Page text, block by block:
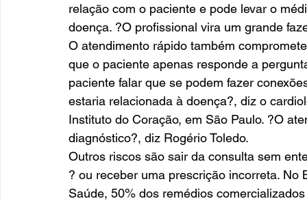
relação com o paciente e pode levar o
doença. ?O profissional vira um grande
O atendimento rápido também
que o paciente apenas responde a
paciente falar que se podem fazer
estaria relacionada à doença?, diz o
Instituto do Coração, em São Paulo. ?O
diagnóstico?, diz Rogério Toledo.
Outros riscos são sair da consulta sem
? ou receber uma prescrição incorreta.
Saúde, 50% dos remédios